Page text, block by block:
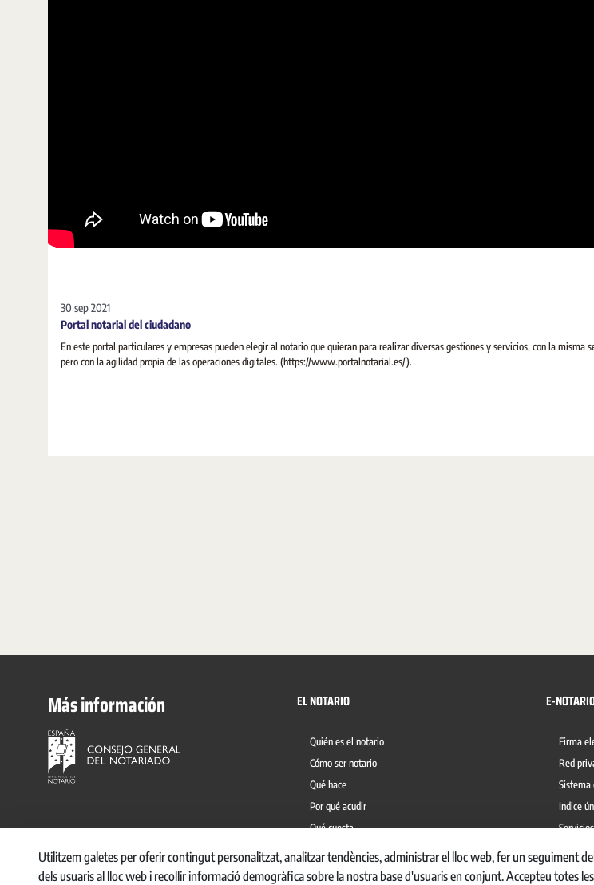
30 sep 2021
Portal notarial del ciudadano
En este portal particulares y empresas pueden elegir al notario que quieran para realizar diversas gestiones y servicios, con la misma
pero con la agilidad propia de las operaciones digitales. (https://www.portalnotarial.es/).
Más información EL NOTARIO
Quién es el notario
Cómo ser notario
Qué hace
Por qué acudir
Qué cuesta
Prevención del blanqueo de capitales
E-
Firma
Red
Sistema
Indice
Utilitzem galetes per oferir contingut personalitzat, analitzar tendències, administrar el lloc web, fer un seguiment
dels usuaris al lloc web i recollir informació demogràfica sobre la nostra base d'usuaris en conjunt. Accepteu totes